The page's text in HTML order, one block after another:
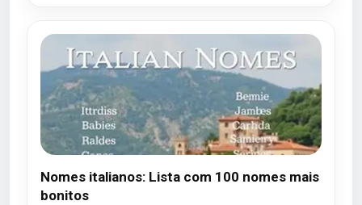
Nomes italianos: Lista com 100 nomes mais
bonitos